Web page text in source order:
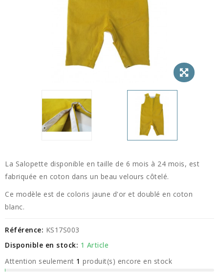
La Salopette disponible en taille de 6 mois à 24 mois, est
fabriquée en coton dans un beau velours côtelé.
Ce modèle est de coloris jaune d'or et doublé en coton
blanc.
Référence: KS17S003
Disponible en stock: 1 Article
Attention seulement 1 produit(s) encore en stock